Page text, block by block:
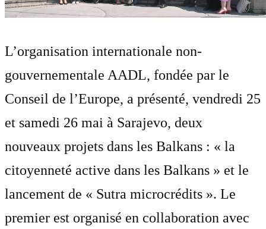
L’organisation internationale non-
gouvernementale AADL, fondée par le
Conseil de l’Europe, a présenté, vendredi 25
et samedi 26 mai à Sarajevo, deux
nouveaux projets dans les Balkans : « la
citoyenneté active dans les Balkans » et le
lancement de « Sutra microcrédits ». Le
premier est organisé en collaboration avec